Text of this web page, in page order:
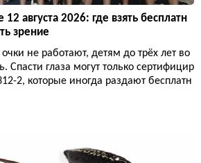
августа 2026: где взять бесплатн
зрение
не работают, детям до трёх лет во
Спасти глаза могут только сертифицир
2, которые иногда раздают бесплатн